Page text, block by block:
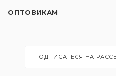
ОПТОВИКАМ
ПОДПИСАТЬСЯ НА